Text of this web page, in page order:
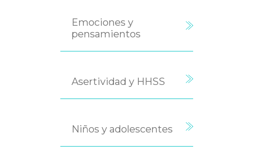
Emociones y
pensamientos
Asertividad y HHSS
Niños y adolescentes